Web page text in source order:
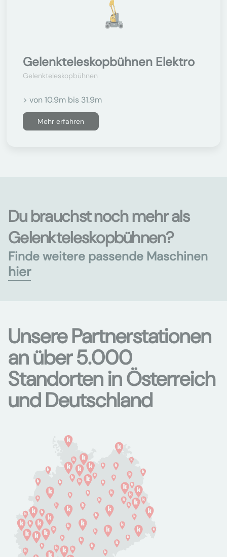
Gelenkteleskopbühnen Elektro
Gelenkteleskopbühnen
> von 10.9m bis 31.9m
Mehr erfahren
Du brauchst noch mehr als
Gelenkteleskopbühnen?
Finde weitere passende Maschinen
hier
Unsere Partnerstationen
an über 5.000
Standorten in Österreich
und Deutschland